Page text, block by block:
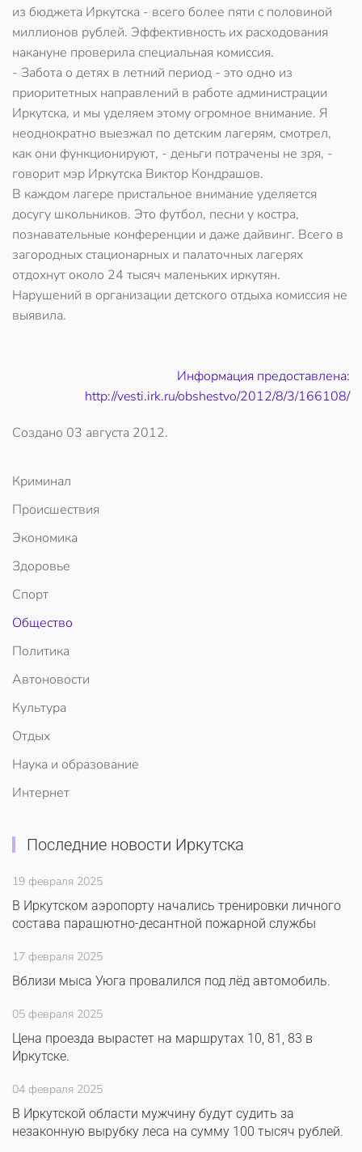
из бюджета Иркутска - всего более пяти с половиной
миллионов рублей. Эффективность их расходования
накануне проверила специальная комиссия.
- Забота о детях в летний период - это одно из
приоритетных направлений в работе администрации
Иркутска, и мы уделяем этому огромное внимание. Я
неоднократно выезжал по детским лагерям, смотрел,
как они функционируют, - деньги потрачены не зря, -
говорит мэр Иркутска Виктор Кондрашов.
В каждом лагере пристальное внимание уделяется
досугу школьников. Это футбол, песни у костра,
познавательные конференции и даже дайвинг. Всего в
загородных стационарных и палаточных лагерях
отдохнут около 24 тысяч маленьких иркутян.
Нарушений в организации детского отдыха комиссия не
выявила.
Информация предоставлена:
http://vesti.irk.ru/obshestvo/2012/8/3/166108/
Создано 03 августа 2012.
Криминал
Происшествия
Экономика
Здоровье
Спорт
Общество
Политика
Автоновости
Культура
Отдых
Наука и образование
Интернет
Последние новости Иркутска
19 февраля 2025
В Иркутском аэропорту начались тренировки личного
состава парашютно-десантной пожарной службы
17 февраля 2025
Вблизи мыса Уюга провалился под лёд автомобиль.
05 февраля 2025
Цена проезда вырастет на маршрутах 10, 81, 83 в
Иркутске.
04 февраля 2025
В Иркутской области мужчину будут судить за
незаконную вырубку леса на сумму 100 тысяч рублей.